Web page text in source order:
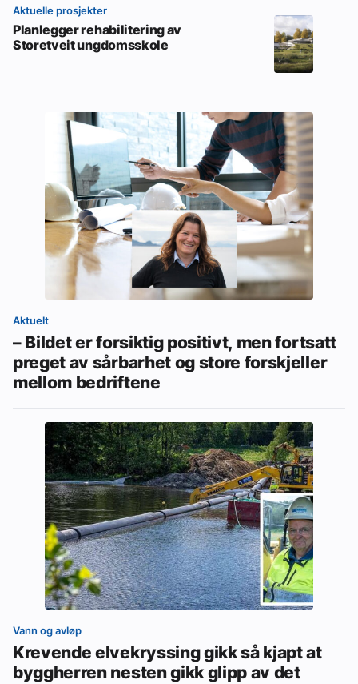
Aktuelle prosjekter
Planlegger rehabilitering av
Storetveit ungdomsskole
Aktuelt
– Bildet er forsiktig positivt, men fortsatt
preget av sårbarhet og store forskjeller
mellom bedriftene
Vann og avløp
Krevende elvekryssing gikk så kjapt at
byggherren nesten gikk glipp av det